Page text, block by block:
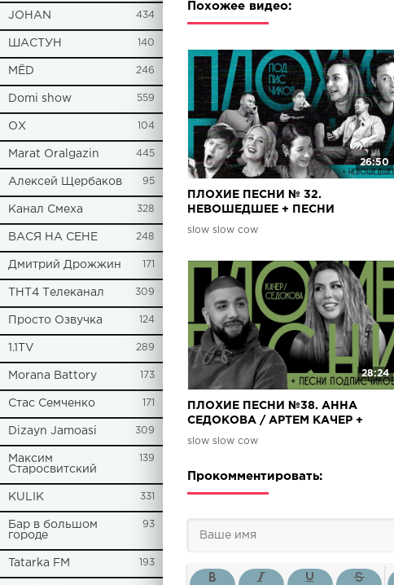
JOHAN 434
ШАСТУН 140
МЁD 246
Domi show 559
ОХ 104
Marat Oralgazin 445
Алексей Щербаков 95
Канал Смеха 328
ВАСЯ НА СЕНЕ 248
Дмитрий Дрожжин 171
ТНТ4 Телеканал 309
Просто Озвучка 124
1.1TV 289
Morana Battory 173
Стас Семченко 171
Dizayn Jamoasi 309
Максим
Старосвитский
139
KULIK 331
Бар в большом
городе
93
Tatarka FM 193
Похожее видео:
26:50
ПЛОХИЕ ПЕСНИ № 32.
НЕВОШЕДШЕЕ + ПЕСНИ
ПОДПИСЧИКОВ. КОКА | ЯРУШИН |
slow slow cow
28:24
ПЛОХИЕ ПЕСНИ №38. АННА
СЕДОКОВА / АРТЕМ КАЧЕР +
песни от подписчиков
slow slow cow
Прокомментировать: